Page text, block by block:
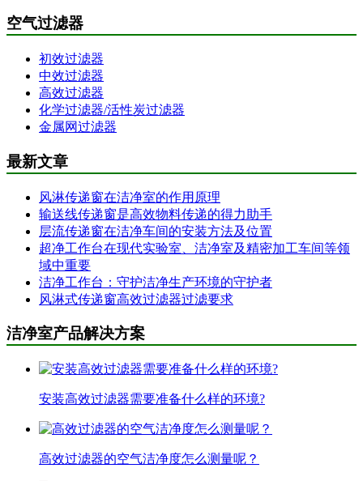
空气过滤器
初效过滤器
中效过滤器
高效过滤器
化学过滤器/活性炭过滤器
金属网过滤器
最新文章
风淋传递窗在洁净室的作用原理
输送线传递窗是高效物料传递的得力助手
层流传递窗在洁净车间的安装方法及位置
超净工作台在现代实验室、洁净室及精密加工车间等领
域中重要
洁净工作台：守护洁净生产环境的守护者
风淋式传递窗高效过滤器过滤要求
洁净室产品解决方案
安装高效过滤器需要准备什么样的环境?
高效过滤器的空气洁净度怎么测量呢？